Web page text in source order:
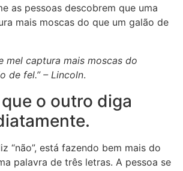
as pessoas descobrem que uma
mais moscas do que um galão de
mel captura mais moscas do
de fel.” – Lincoln.
o outro diga
“não”, está fazendo bem mais do
palavra de três letras. A pessoa se